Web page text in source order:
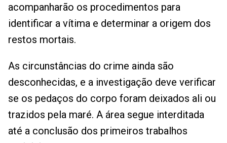
acompanharão os procedimentos para
identificar a vítima e determinar a origem dos
restos mortais.
As circunstâncias do crime ainda são
desconhecidas, e a investigação deve verificar
se os pedaços do corpo foram deixados ali ou
trazidos pela maré. A área segue interditada
até a conclusão dos primeiros trabalhos